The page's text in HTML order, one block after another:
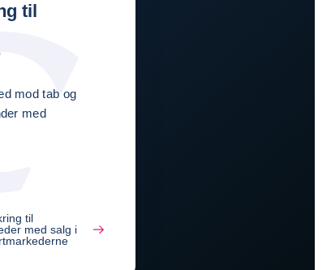
til
mod tab og
med
til
med salg i